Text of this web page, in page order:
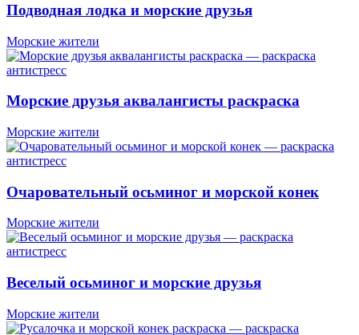
Подводная лодка и морские друзья
Морские жители
Морские друзья аквалангисты раскраска
Морские жители
Очаровательный осьминог и морской конек
Морские жители
Веселый осьминог и морские друзья
Морские жители